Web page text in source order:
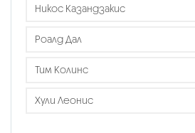
Никос Казандзакис
Роалд Дал
Тим Колинс
Хули Леонис